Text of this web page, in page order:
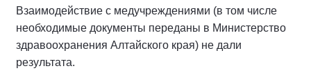
Взаимодействие с медучреждениями (в том числе
необходимые документы переданы в Министерство
здравоохранения Алтайского края) не дали
результата.